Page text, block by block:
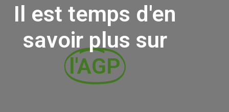
Il est temps d'en
savoir plus sur
l'AGP